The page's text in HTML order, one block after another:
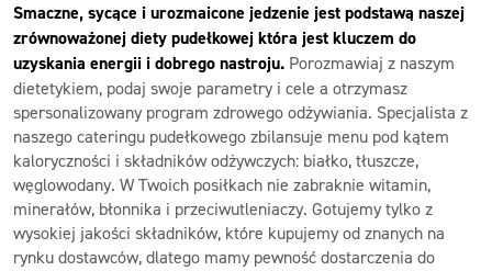
Smaczne, sycące i urozmaicone jedzenie jest podstawą naszej
zrównoważonej diety pudełkowej która jest kluczem do
uzyskania energii i dobrego nastroju. Porozmawiaj z naszym
dietetykiem, podaj swoje parametry i cele a otrzymasz
spersonalizowany program zdrowego odżywiania. Specjalista z
naszego cateringu pudełkowego zbilansuje menu pod kątem
kaloryczności i składników odżywczych: białko, tłuszcze,
węglowodany. W Twoich posiłkach nie zabraknie witamin,
minerałów, błonnika i przeciwutleniaczy. Gotujemy tylko z
wysokiej jakości składników, które kupujemy od znanych na
rynku dostawców, dlatego mamy pewność dostarczenia do